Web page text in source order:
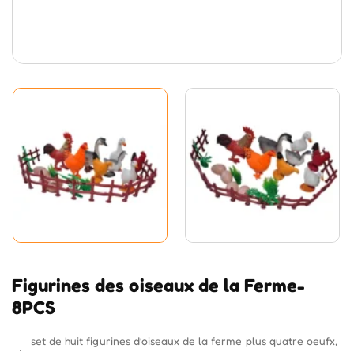
Figurines des oiseaux de la Ferme-
8PCS
set de huit figurines d’oiseaux de la ferme plus quatre oeufx,